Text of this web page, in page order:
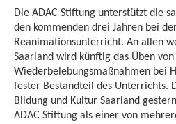
Die ADAC Stiftung unterstützt die
den kommenden drei Jahren bei
Reanimationsunterricht. An allen
Saarland wird künftig das Üben von
Wiederbelebungsmaßnahmen bei
fester Bestandteil des Unterrichts.
Bildung und Kultur Saarland
ADAC Stiftung als einer von